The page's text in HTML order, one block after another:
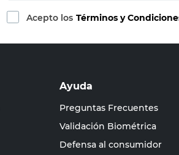
Acepto los Términos y
Ayuda
Preguntas Frecuentes
Validación Biométrica
Defensa al consumidor